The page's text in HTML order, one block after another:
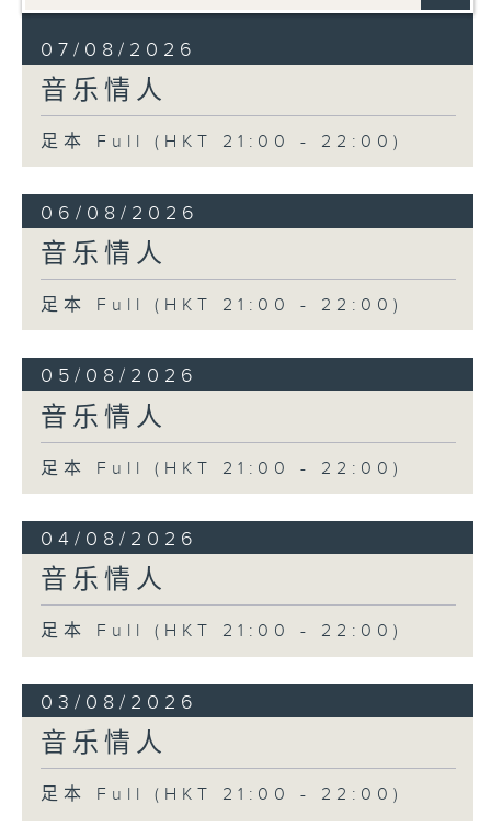
07/08/2026
音乐情人
足本 Full (HKT 21:00 - 22:00)
06/08/2026
音乐情人
足本 Full (HKT 21:00 - 22:00)
05/08/2026
音乐情人
足本 Full (HKT 21:00 - 22:00)
04/08/2026
音乐情人
足本 Full (HKT 21:00 - 22:00)
03/08/2026
音乐情人
足本 Full (HKT 21:00 - 22:00)